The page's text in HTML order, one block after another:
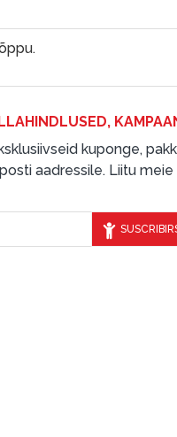
kuponge,
aadressile. Liitu